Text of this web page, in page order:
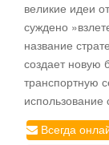
великие идеи
суждено
название
создает новую
транспортную
использование
Всегда